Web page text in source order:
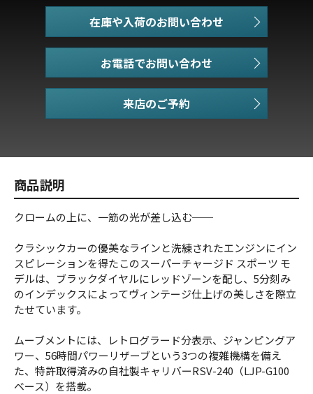
在庫や入荷のお問い合わせ
お電話でお問い合わせ
商品説明
クロームの上に、一筋の光が差し込む──
クラシックカーの優美なラインと洗練されたエンジンにイン
スピレーションを得たこのスーパーチャージド スポーツ モ
デルは、ブラックダイヤルにレッドゾーンを配し、5分刻み
のインデックスによってヴィンテージ仕上げの美しさを際立
たせています。
ムーブメントには、レトログラード分表示、ジャンピングア
ワー、56時間パワーリザーブという3つの複雑機構を備え
た、特許取得済みの自社製キャリバーRSV-240（LJP-G100
ベース）を搭載。